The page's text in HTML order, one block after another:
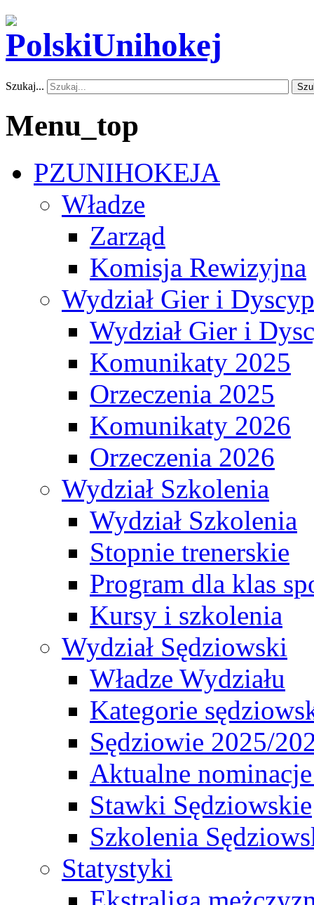
Szukaj...
Menu_top
PZUNIHOKEJA
Władze
Zarząd
Komisja Rewizyjna
Wydział Gier i
Wydział Gier i
Komunikaty 2025
Orzeczenia 2025
Komunikaty 2026
Orzeczenia 2026
Wydział Szkolenia
Wydział Szkolenia
Stopnie trenerskie
Program dla klas
Kursy i szkolenia
Wydział Sędziowski
Władze Wydziału
Kategorie
Sędziowie 2025/
Aktualne
Stawki Sędziowskie
Szkolenia
Statystyki